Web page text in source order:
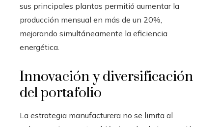
sus principales plantas permitió aumentar la
producción mensual en más de un 20%,
mejorando simultáneamente la eficiencia
energética.
Innovación y diversificación
del portafolio
La estrategia manufacturera no se limita al